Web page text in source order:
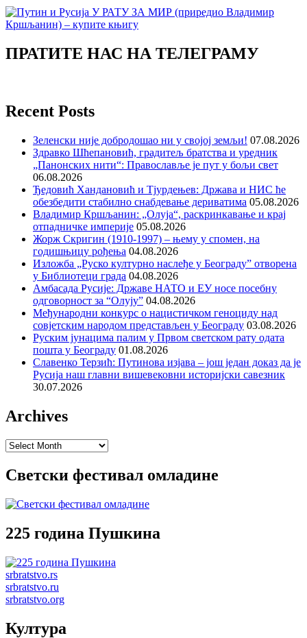
ПРАТИТЕ НАС НА ТЕЛЕГРАМУ
Recent Posts
Зеленски није добродошао ни у својој земљи! 07.08.2026
Здравко Шћепановић, градитељ братства и уредник
„Панонских нити“: Православље је пут у бољи свет
06.08.2026
Ђедовић Хандановић и Тјурдењев: Држава и НИС ће
обезбедити стабилно снабдевање дериватима 05.08.2026
Владимир Кршљанин: „Олуја“, раскринкавање и крај
отпадничке империје 05.08.2026
Жорж Скригин (1910-1997) – њему у спомен, на
годишњицу рођења 04.08.2026
Изложба „Руско културно наслеђе у Београду” отворена
у Библиотеци града 04.08.2026
Амбасада Русије: Државе НАТО и ЕУ носе посебну
одговорност за “Олују” 04.08.2026
Међународни конкурс о нацистичком геноциду над
совјетским народом представљен у Београду 03.08.2026
Руским јунацима палим у Првом светском рату одата
пошта у Београду 01.08.2026
Славенко Терзић: Путинова изјава – још један доказ да је
Русија наш главни вишевековни историјски савезник
30.07.2026
Archives
Archives
Светски фестивал омладине
225 година Пушкина
srbratstvo.rs
srbratstvo.ru
srbratstvo.org
Култура